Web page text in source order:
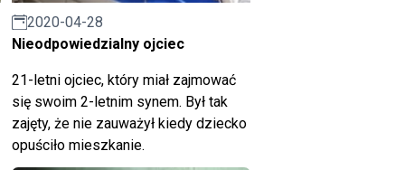
2020-04-28
Nieodpowiedzialny ojciec
21-letni ojciec, który miał zajmować
się swoim 2-letnim synem. Był tak
zajęty, że nie zauważył kiedy dziecko
opuściło mieszkanie.